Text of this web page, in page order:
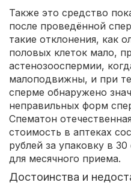
Также это средство
после проведённой
такие отклонения, как
половых клеток мало,
астенозооспермии,
малоподвижны, и при
сперме обнаружено
неправильных форм
Спематон
стоимость в аптеках
рублей за упаковку в
для месячного приема.
Достоинства и